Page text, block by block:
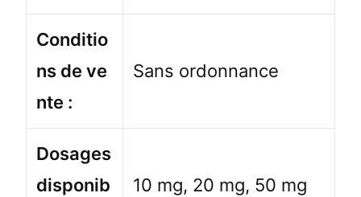
Conditio
ns de ve
nte :
Sans ordonnance
Dosages
disponib
10 mg, 20 mg, 50 mg